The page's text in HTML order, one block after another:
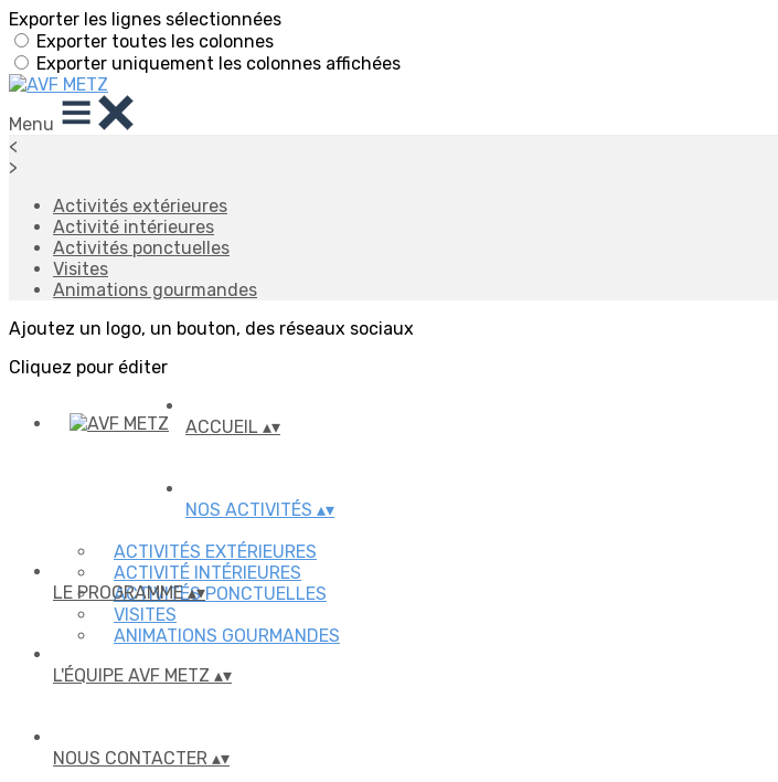
Exporter les lignes sélectionnées
Exporter toutes les colonnes
Exporter uniquement les colonnes affichées
Menu
<
>
Activités extérieures
Activité intérieures
Activités ponctuelles
Visites
Animations gourmandes
Ajoutez un logo, un bouton, des réseaux sociaux
Cliquez pour éditer
ACCUEIL ▴▾
NOS ACTIVITÉS ▴▾
ACTIVITÉS EXTÉRIEURES
ACTIVITÉ INTÉRIEURES
ACTIVITÉS PONCTUELLES
VISITES
ANIMATIONS GOURMANDES
LE PROGRAMME▴▾
L'ÉQUIPE AVF METZ ▴▾
NOUS CONTACTER ▴▾